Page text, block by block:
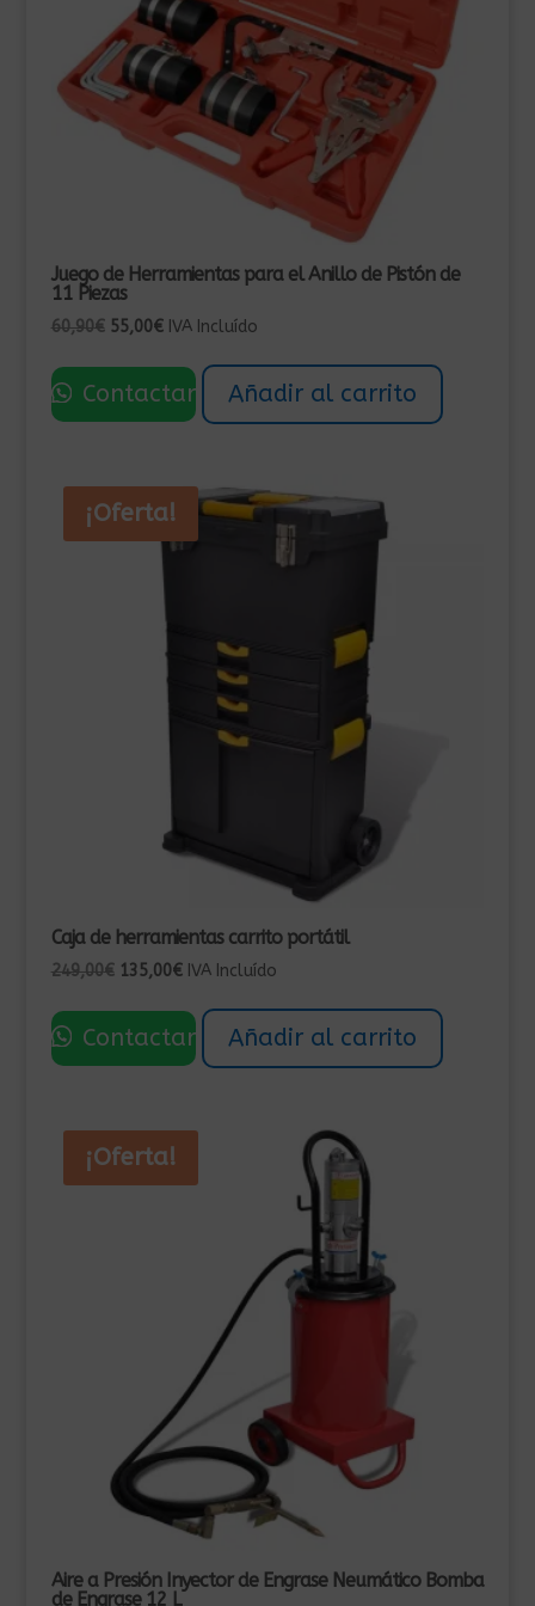
Juego de Herramientas para el Anillo de Pistón de
11 Piezas
60,90€ El
original
era:
55,00€El
actual
es:
IVA Incluído
Contactar Añadir al carrito
¡Oferta!
Caja de herramientas carrito portátil
249,00€ El
original
era:
135,00€El
actual
es:
IVA Incluído
Contactar Añadir al carrito
¡Oferta!
Aire a Presión Inyector de Engrase Neumático Bomba
de Engrase 12 L